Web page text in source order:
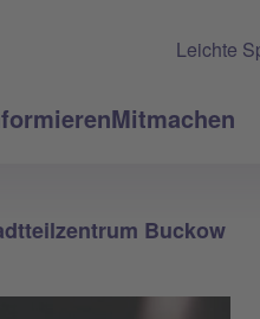
Mitmachen
Leichte
Buckow